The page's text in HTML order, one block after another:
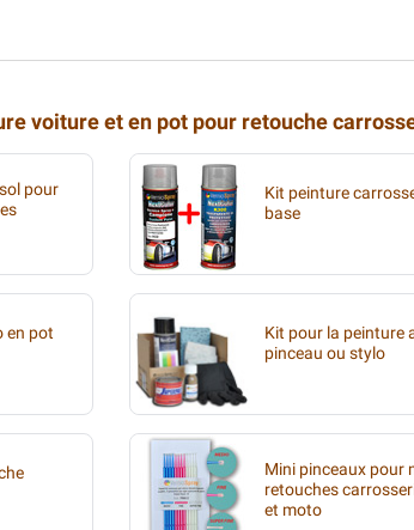
voiture et en pot pour retouche
pour
Kit peinture
base
en pot
Kit pour la peinture
pinceau ou stylo
Mini pinceaux pour
retouches
et moto